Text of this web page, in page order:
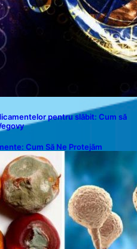
pentru slăbit: Cum să
Cum Să Ne Protejăm